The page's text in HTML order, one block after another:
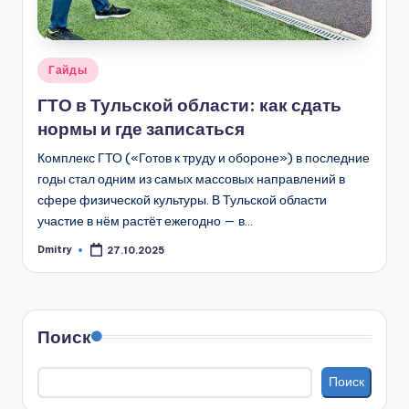
Опубликовано
Гайды
ГТО в Тульской области: как сдать
нормы и где записаться
Комплекс ГТО («Готов к труду и обороне») в последние
годы стал одним из самых массовых направлений в
сфере физической культуры. В Тульской области
участие в нём растёт ежегодно — в…
Запись
Dmitry 27.10.2025
Поиск
Поиск